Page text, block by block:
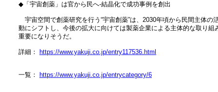
◆「宇宙創薬」は官から民へ‐結晶化で成功事例を創出
宇宙空間で創薬研究を行う“宇宙創薬”は、2030年頃から民間主体の
動にシフトし、今後の拡大に向けては製薬企業による主体的な取り組
重要になりそうだ。
詳細： https://www.yakuji.co.jp/entry117536.html
一覧： https://www.yakuji.co.jp/entrycategory/6